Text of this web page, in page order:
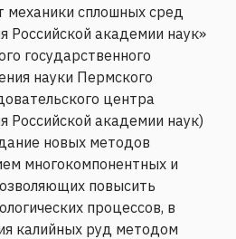
механики сплошных сред
Российской академии наук»
государственного
науки Пермского
центра
Российской академии наук)
новых методов
многокомпонентных и
повысить
процессов, в
калийных руд методом